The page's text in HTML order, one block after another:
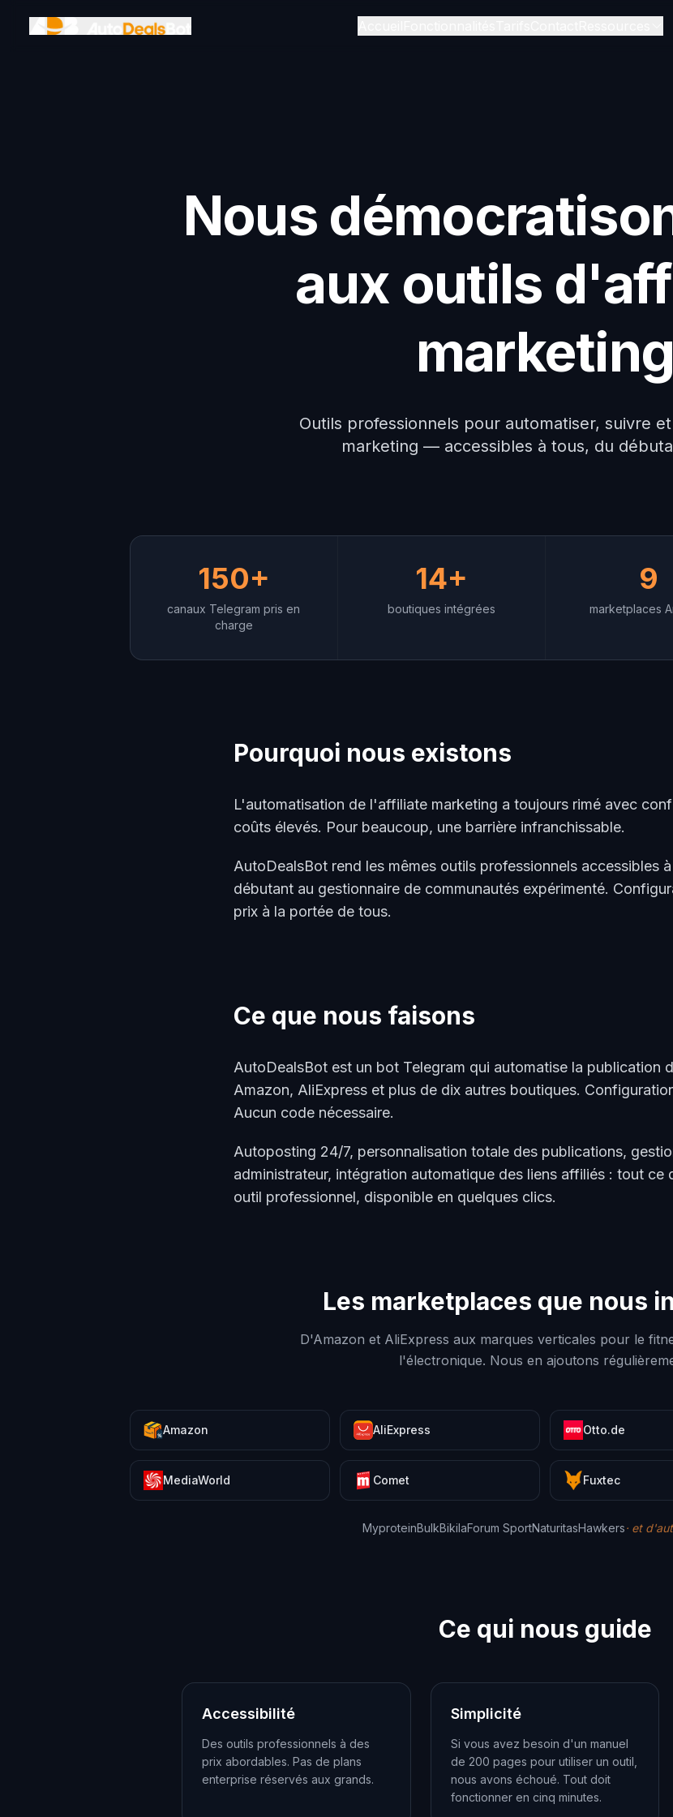
Nous
aux outils
marketing
Outils professionnels pour automatiser, suivre
marketing — accessibles à tous, du
150+
canaux Telegram pris en
charge
14+
boutiques intégrées
9
marketplaces
Pourquoi nous existons
L'automatisation de l'affiliate marketing a toujours rimé avec
coûts élevés. Pour beaucoup, une barrière infranchissable.
AutoDealsBot rend les mêmes outils professionnels accessibles
débutant au gestionnaire de communautés expérimenté.
prix à la portée de tous.
Ce que nous faisons
AutoDealsBot est un bot Telegram qui automatise la
Amazon, AliExpress et plus de dix autres boutiques.
Aucun code nécessaire.
Autoposting 24/7, personnalisation totale des publications,
administrateur, intégration automatique des liens affiliés : tout ce
outil professionnel, disponible en quelques clics.
Les marketplaces que nous
D'Amazon et AliExpress aux marques verticales pour le
l'électronique. Nous en ajoutons
Amazon AliExpress Otto.de
MediaWorld Comet Fuxtec
MyproteinBulkBikilaForum SportNaturitasHawkers· et
Ce qui nous guide
Accessibilité
Des outils professionnels à des
prix abordables. Pas de plans
enterprise réservés aux grands.
Simplicité
Si vous avez besoin d'un manuel
de 200 pages pour utiliser un outil,
nous avons échoué. Tout doit
fonctionner en cinq minutes.